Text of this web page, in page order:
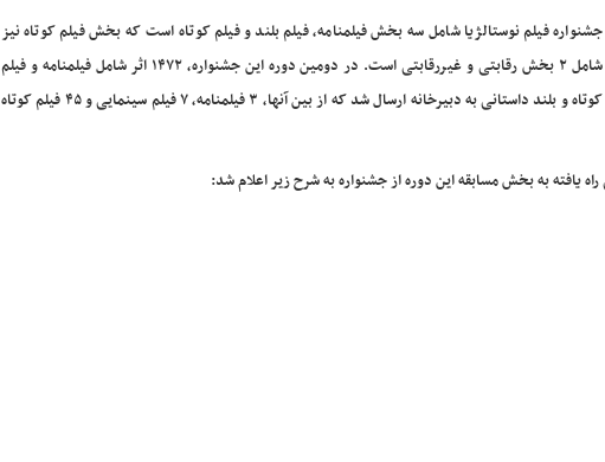
جشنواره فیلم نوستالژیا شامل سه بخش فیلمنامه، فیلم بلند و فیلم کوتاه است که بخش فیلم کوتاه نیز
شامل ۲ بخش رقابتی و غیررقابتی است. در دومین دوره این جشنواره، ۱۴۷۲ اثر شامل فیلمنامه و فیلم
کوتاه و بلند داستانی به دبیرخانه ارسال شد که از بین آنها، ۳ فیلمنامه، ۷ فیلم سینمایی و ۴۵ فیلم کوتاه
یافته به بخش مسابقه این دوره از جشنواره به شرح زیر اعلام شد: